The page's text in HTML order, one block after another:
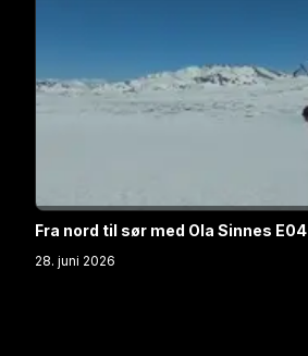
Fra nord til sør med Ola Sinnes E04
28. juni 2026